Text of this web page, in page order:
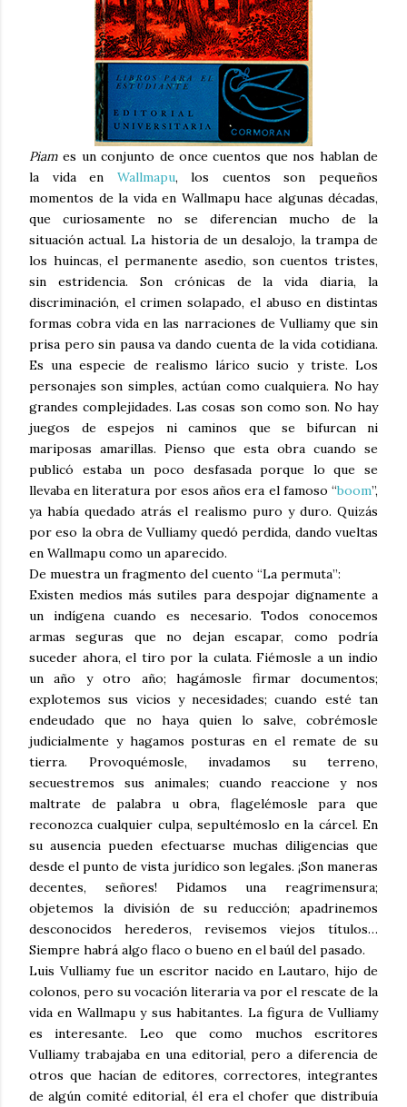
Piam es un conjunto de once cuentos que nos hablan de
la vida en Wallmapu, los cuentos son pequeños
momentos de la vida en Wallmapu hace algunas décadas,
que curiosamente no se diferencian mucho de la
situación actual. La historia de un desalojo, la trampa de
los huincas, el permanente asedio, son cuentos tristes,
sin estridencia. Son crónicas de la vida diaria, la
discriminación, el crimen solapado, el abuso en distintas
formas cobra vida en las narraciones de Vulliamy que sin
prisa pero sin pausa va dando cuenta de la vida cotidiana.
Es una especie de realismo lárico sucio y triste. Los
personajes son simples, actúan como cualquiera. No hay
grandes complejidades. Las cosas son como son. No hay
juegos de espejos ni caminos que se bifurcan ni
mariposas amarillas. Pienso que esta obra cuando se
publicó estaba un poco desfasada porque lo que se
llevaba en literatura por esos años era el famoso “boom”,
ya había quedado atrás el realismo puro y duro. Quizás
por eso la obra de Vulliamy quedó perdida, dando vueltas
en Wallmapu como un aparecido.
De muestra un fragmento del cuento “La permuta”:
Existen medios más sutiles para despojar dignamente a
un indígena cuando es necesario. Todos conocemos
armas seguras que no dejan escapar, como podría
suceder ahora, el tiro por la culata. Fiémosle a un indio
un año y otro año; hagámosle firmar documentos;
explotemos sus vicios y necesidades; cuando esté tan
endeudado que no haya quien lo salve, cobrémosle
judicialmente y hagamos posturas en el remate de su
tierra. Provoquémosle, invadamos su terreno,
secuestremos sus animales; cuando reaccione y nos
maltrate de palabra u obra, flagelémosle para que
reconozca cualquier culpa, sepultémoslo en la cárcel. En
su ausencia pueden efectuarse muchas diligencias que
desde el punto de vista jurídico son legales. ¡Son maneras
decentes, señores! Pidamos una reagrimensura;
objetemos la división de su reducción; apadrinemos
desconocidos herederos, revisemos viejos títulos…
Siempre habrá algo flaco o bueno en el baúl del pasado.
Luis Vulliamy fue un escritor nacido en Lautaro, hijo de
colonos, pero su vocación literaria va por el rescate de la
vida en Wallmapu y sus habitantes. La figura de Vulliamy
es interesante. Leo que como muchos escritores
Vulliamy trabajaba en una editorial, pero a diferencia de
otros que hacían de editores, correctores, integrantes
de algún comité editorial, él era el chofer que distribuía